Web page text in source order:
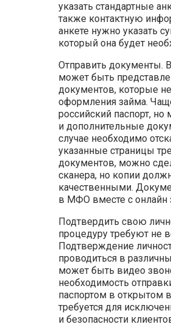
указать стандартные
также контактную
анкете нужно указать
который она будет
Отправить
может быть
документов, которые
оформления займа.
российский паспорт, но
и дополнительные
случае необходимо
указанные страницы
документов, можно
сканера, но копии
качественными.
в МФО вместе с онлайн
Подтвердить свою
процедуру требуют не
Подтверждение
проводиться в
может быть видео
необходимость
паспортом в открытом
требуется для
и безопасности